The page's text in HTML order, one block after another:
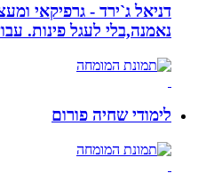
דניאל ג`ירד - גרפיקאי ומעצב,
נאמנה,בלי לעגל פינות. עבודה
לימודי שחיה פורום